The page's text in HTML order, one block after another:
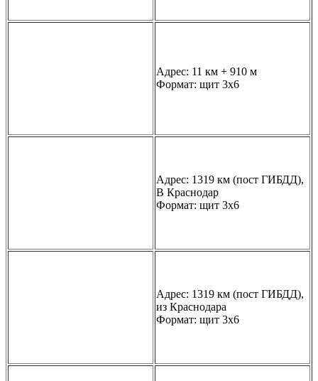
Адрес: 11 км + 910 м
Формат: щит 3х6
Адрес: 1319 км (пост ГИБДД),
В Краснодар
Формат: щит 3х6
Адрес: 1319 км (пост ГИБДД),
из Краснодара
Формат: щит 3х6